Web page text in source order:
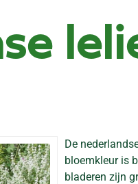
De
bloemkleur is
bladeren zijn